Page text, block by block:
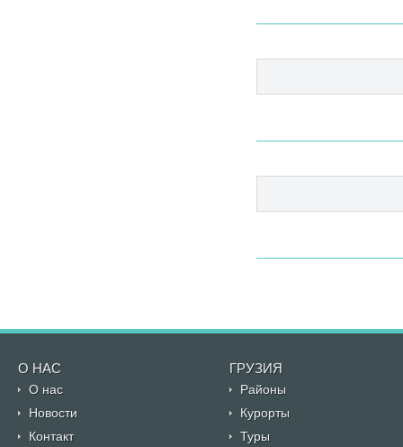
О НАС ГРУЗИЯ
О нас
Районы
Новости
Курорты
Контакт
Туры